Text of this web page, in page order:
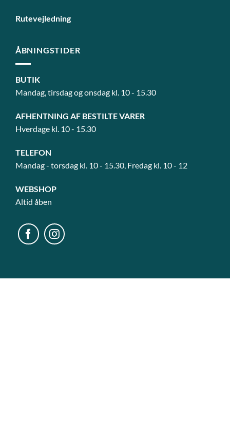
Rutevejledning
ÅBNINGSTIDER
BUTIK
Mandag, tirsdag og onsdag kl. 10 - 15.30
AFHENTNING AF BESTILTE VARER
Hverdage kl. 10 - 15.30
TELEFON
Mandag - torsdag kl. 10 - 15.30, Fredag kl. 10 - 12
WEBSHOP
Altid åben